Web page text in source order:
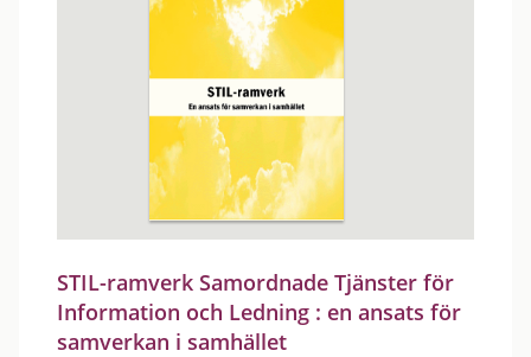
STIL-ramverk Samordnade Tjänster för
Information och Ledning : en ansats för
samverkan i samhället